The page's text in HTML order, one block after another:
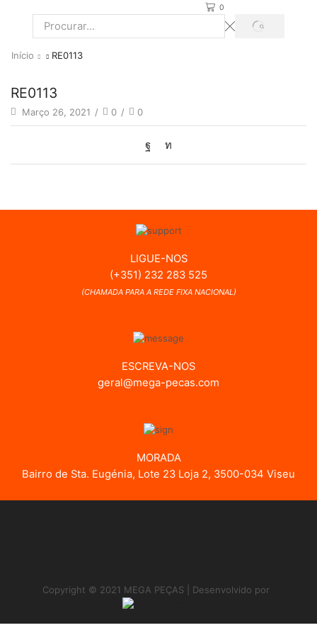
0
Search
PROCURAR
Início RE0113
RE0113
Março 26, 2021 / 0 / 0
LIGUE-NOS
(+351) 232 283 525
(CHAMADA PARA A REDE FIXA NACIONAL)
ESCREVA-NOS
geral@mega-pecas.com
MORADA
Bairro de Sta. Eugénia, Lote 23 Loja 2, 3500-034 Viseu
Copyright © 2021 MEGA PEÇAS | Desenvolvido por